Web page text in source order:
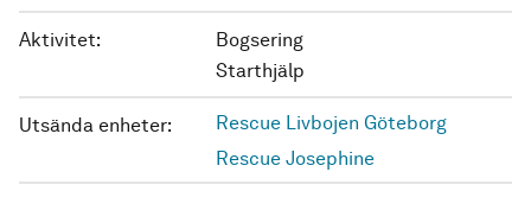
Aktivitet:
Bogsering
Starthjälp
Utsända enheter:
Rescue Livbojen Göteborg
Rescue Josephine